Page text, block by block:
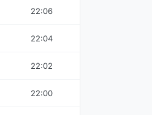
22:06
22:04
22:02
22:00